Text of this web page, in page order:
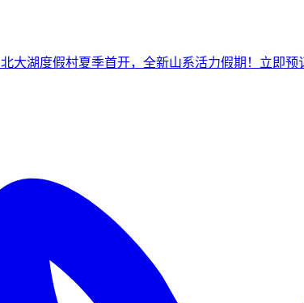
北大湖度假村夏季首开，全新山系活力假期！ 立 即预